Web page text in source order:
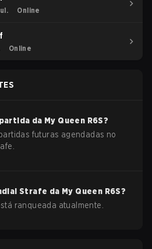
Online
Online
da My Queen R6S?
futuras agendadas no
Strafe da My Queen R6S?
ranqueada atualmente.